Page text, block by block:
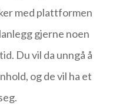
med plattformen
gjerne noen
Du vil da unngå å
og de vil ha et